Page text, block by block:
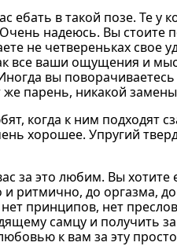
ебать в такой позе. Те у
надеюсь. Вы стоите
не четвереньках свое
все ваши ощущения и
вы
же парень, никакой
когда к ним подходят
хорошее. Упругий
за это любим. Вы хотите
и ритмично, до оргазма,
нет принципов, нет
самцу и получить
к вам за эту